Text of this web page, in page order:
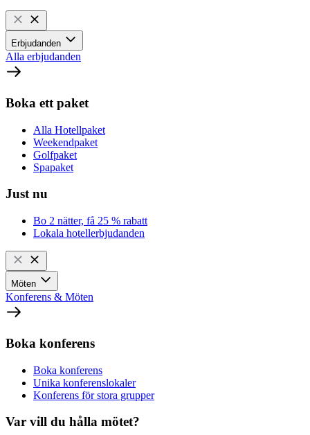
Erbjudanden
Alla erbjudanden
Boka ett paket
Alla Hotellpaket
Weekendpaket
Golfpaket
Spapaket
Just nu
Bo 2 nätter, få 25 % rabatt
Lokala hotellerbjudanden
Möten
Konferens & Möten
Boka konferens
Boka konferens
Unika konferenslokaler
Konferens för stora grupper
Var vill du hålla mötet?